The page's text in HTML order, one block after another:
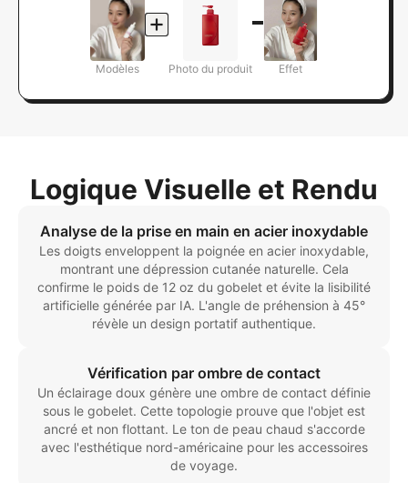
Modèles Photo du produit Effet
Logique Visuelle et Rendu
Analyse de la prise en main en acier inoxydable
Les doigts enveloppent la poignée en acier inoxydable,
montrant une dépression cutanée naturelle. Cela
confirme le poids de 12 oz du gobelet et évite la lisibilité
artificielle générée par IA. L'angle de préhension à 45°
révèle un design portatif authentique.
Vérification par ombre de contact
Un éclairage doux génère une ombre de contact définie
sous le gobelet. Cette topologie prouve que l'objet est
ancré et non flottant. Le ton de peau chaud s'accorde
avec l'esthétique nord-américaine pour les accessoires
de voyage.